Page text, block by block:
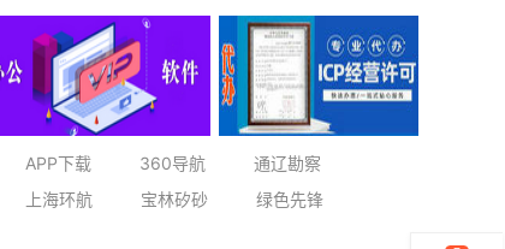
APP下载 360导航
通辽勘察
上海环航 宝林矽砂
绿色先锋